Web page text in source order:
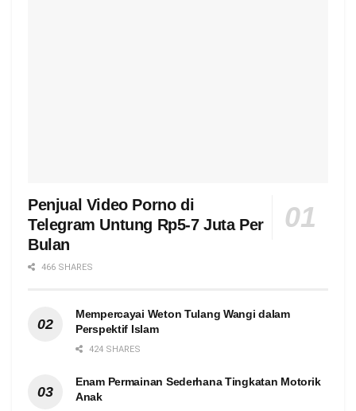
Penjual Video Porno di
Telegram Untung Rp5-7 Juta Per
Bulan
466 SHARES
Mempercayai Weton Tulang Wangi dalam
Perspektif Islam
424 SHARES
Enam Permainan Sederhana Tingkatan Motorik
Anak